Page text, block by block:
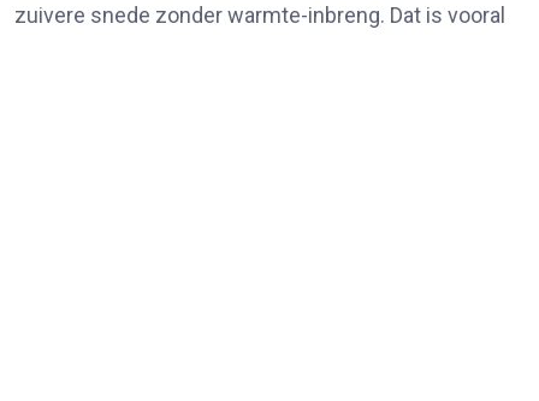
zuivere snede zonder warmte-inbreng. Dat is vooral